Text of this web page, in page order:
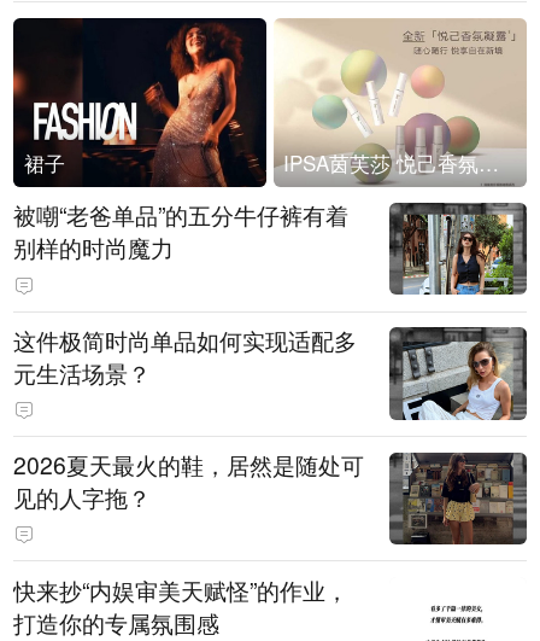
裙子 IPSA茵芙莎 悦己香氛凝露上市
被嘲“老爸单品”的五分牛仔裤有着
别样的时尚魔力
这件极简时尚单品如何实现适配多
元生活场景？
2026夏天最火的鞋，居然是随处可
见的人字拖？
快来抄“内娱审美天赋怪”的作业，
打造你的专属氛围感